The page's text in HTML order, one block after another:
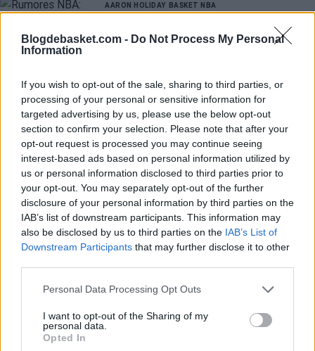
Blogdebasket.com - Do Not Process My Personal
Information
If you wish to opt-out of the sale, sharing to third parties, or
processing of your personal or sensitive information for
targeted advertising by us, please use the below opt-out
section to confirm your selection. Please note that after your
opt-out request is processed you may continue seeing
interest-based ads based on personal information utilized by
us or personal information disclosed to third parties prior to
your opt-out. You may separately opt-out of the further
disclosure of your personal information by third parties on the
IAB’s list of downstream participants. This information may
also be disclosed by us to third parties on the IAB’s List of
Downstream Participants that may further disclose it to other
Personal Data Processing Opt Outs
I want to opt-out of the Sharing of my
personal data.
Opted In
AARON HOLIDAY BASKET NBA
Rumores NBA: George Hill y
Aaron Holiday, cerca de cambiar